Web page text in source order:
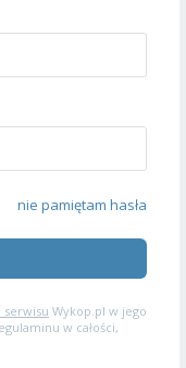
nie pamiętam hasła
serwisu Wykop.pl w jego
w całości,